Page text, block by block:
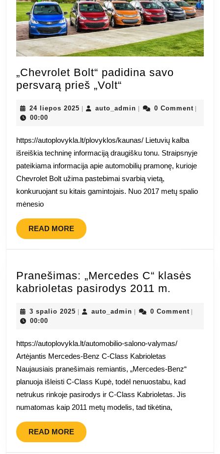
„Chevrolet Bolt“ padidina savo
persvarą prieš „Volt“
padidina
persvarą
prieš
„Volt“
24 liepos 2025 24
auto_admin auto_admin
0 Comment
00:00
https://autoplovykla.lt/plovyklos/kaunas/ Lietuvių kalba
išreiškia techninę informaciją draugišku tonu. Straipsnyje
pateikiama informacija apie automobilių pramonę, kurioje
Chevrolet Bolt užima pastebimai svarbią vietą,
konkuruojant su kitais gamintojais. Nuo 2017 metų spalio
mėnesio
READ MOREREAD
MORE
Pranešimas: „Mercedes C“ klasės
kabrioletas pasirodys 2011 m.
C“
2011
m.
3 spalio 2025 3
auto_admin auto_admin
0 Comment
00:00
https://autoplovykla.lt/automobilio-salono-valymas/
Artėjantis Mercedes-Benz C-Class Kabrioletas
Naujausiais pranešimais remiantis, „Mercedes-Benz“
planuoja išleisti C-Class Kupė, todėl nenuostabu, kad
netrukus rinkoje pasirodys ir C-Class Kabrioletas. Jis
numatomas kaip 2011 metų modelis, tad tikėtina,
READ MOREREAD
MORE